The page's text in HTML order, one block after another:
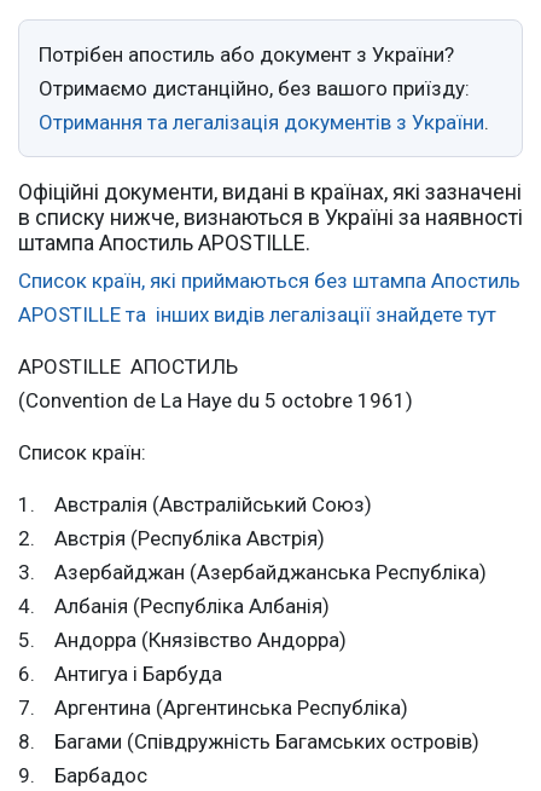
Потрібен апостиль або документ з України?
Отримаємо дистанційно, без вашого приїзду:
Отримання та легалізація документів з України.
Офіційні документи, видані в країнах, які зазначені
в списку нижче, визнаються в Україні за наявності
штампа Апостиль APOSTILLE.
Список країн, які приймаються без штампа Апостиль
APOSTILLE та інших видів легалізації знайдете тут
APOSTILLE АПОСТИЛЬ
(Convention de La Haye du 5 octobre 1961)
Список країн:
1. Австралія (Австралійський Союз)
2. Австрія (Республіка Австрія)
3. Азербайджан (Азербайджанська Республіка)
4. Албанія (Республіка Албанія)
5. Андорра (Князівство Андорра)
6. Антигуа і Барбуда
7. Аргентина (Аргентинська Республіка)
8. Багами (Співдружність Багамських островів)
9. Барбадос